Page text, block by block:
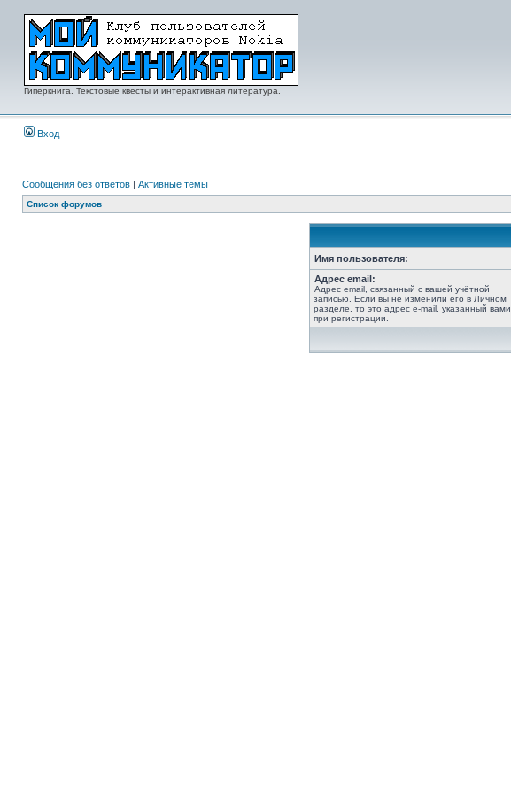
Гиперкнига. Текстовые квесты и интерактивная литература.
Вход
Сообщения без ответов | Активные темы
Список форумов
Имя пользователя:
Адрес email:
Адрес email, связанный с вашей учётной
записью. Если вы не изменили его в Личном
разделе, то это адрес e-mail, указанный вами
при регистрации.